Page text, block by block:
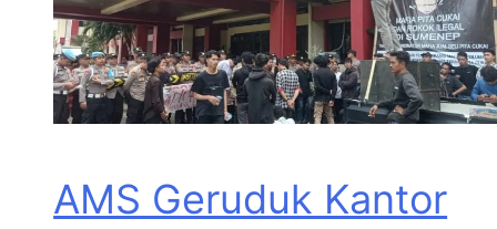
AMS Geruduk Kantor